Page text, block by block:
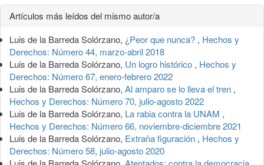
Detalles
del
artículo
Artículos más leídos del mismo autor/a
Luis de la Barreda Solórzano, ¿Peor que nunca? , Hechos y
Derechos: Número 44, marzo-abril 2018
Luis de la Barreda Solórzano, Un logro histórico , Hechos y
Derechos: Número 67, enero-febrero 2022
Luis de la Barreda Solórzano, Al amparo se lo lleva el tren ,
Hechos y Derechos: Número 70, julio-agosto 2022
Luis de la Barreda Solórzano, La rabia contra la UNAM ,
Hechos y Derechos: Número 66, noviembre-diciembre 2021
Luis de la Barreda Solórzano, Extraña figuración , Hechos y
Derechos: Número 58, julio-agosto 2020